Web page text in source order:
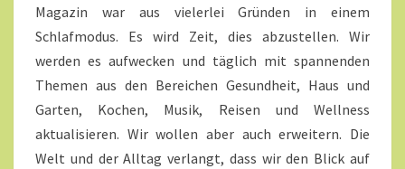
Magazin war aus vielerlei Gründen in einem
Schlafmodus. Es wird Zeit, dies abzustellen. Wir
werden es aufwecken und täglich mit spannenden
Themen aus den Bereichen Gesundheit, Haus und
Garten, Kochen, Musik, Reisen und Wellness
aktualisieren. Wir wollen aber auch erweitern. Die
Welt und der Alltag verlangt, dass wir den Blick auf